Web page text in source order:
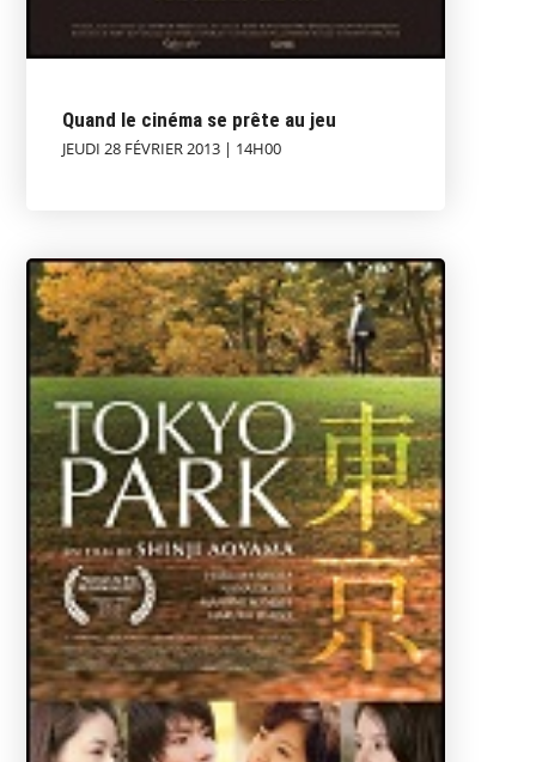
Quand le cinéma se prête au jeu
JEUDI 28 FÉVRIER 2013 | 14H00